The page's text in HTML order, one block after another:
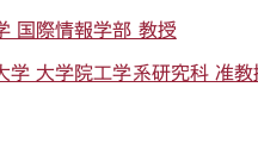
国際情報学部 教授
大学院工学系研究科 准教